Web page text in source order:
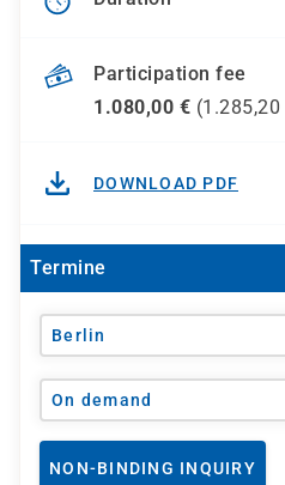
Participation fee
1.080,00 € (1.285,20
DOWNLOAD PDF
Termine
Berlin
On demand
NON-BINDING INQUIRY